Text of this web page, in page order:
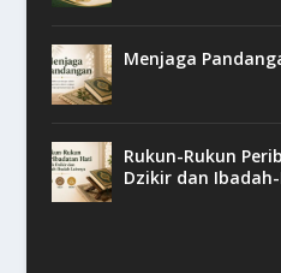
Menjaga
Rukun-Rukun
Dzikir dan